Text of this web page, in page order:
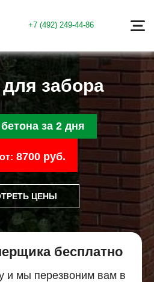
+7 (492) 249-44-86
забора
за 2 дня
8700 руб.
ЦЕНЫ
бесплатно
и мы перезвоним вам в